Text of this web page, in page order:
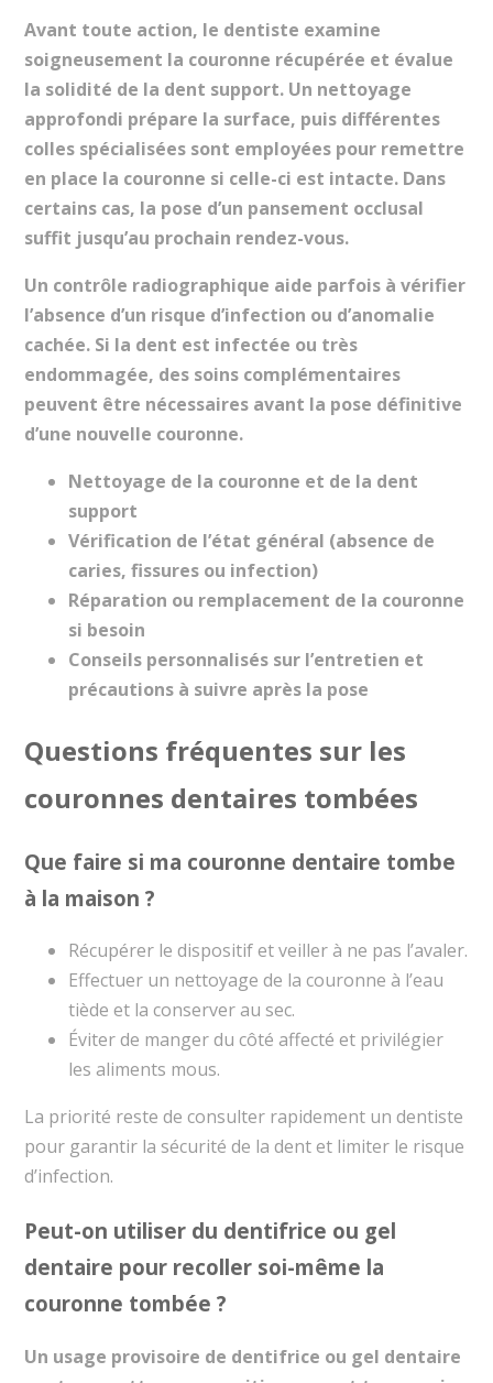
Avant toute action, le dentiste examine
soigneusement la couronne récupérée et évalue
la solidité de la dent support. Un nettoyage
approfondi prépare la surface, puis différentes
colles spécialisées sont employées pour remettre
en place la couronne si celle-ci est intacte. Dans
certains cas, la pose d’un pansement occlusal
suffit jusqu’au prochain rendez-vous.
Un contrôle radiographique aide parfois à vérifier
l’absence d’un risque d’infection ou d’anomalie
cachée. Si la dent est infectée ou très
endommagée, des soins complémentaires
peuvent être nécessaires avant la pose définitive
d’une nouvelle couronne.
Nettoyage de la couronne et de la dent
support
Vérification de l’état général (absence de
caries, fissures ou infection)
Réparation ou remplacement de la couronne
si besoin
Conseils personnalisés sur l’entretien et
précautions à suivre après la pose
Questions fréquentes sur les
couronnes dentaires tombées
Que faire si ma couronne dentaire tombe
à la maison ?
Récupérer le dispositif et veiller à ne pas l’avaler.
Effectuer un nettoyage de la couronne à l’eau
tiède et la conserver au sec.
Éviter de manger du côté affecté et privilégier
les aliments mous.
La priorité reste de consulter rapidement un dentiste
pour garantir la sécurité de la dent et limiter le risque
d’infection.
Peut-on utiliser du dentifrice ou gel
dentaire pour recoller soi-même la
couronne tombée ?
Un usage provisoire de dentifrice ou gel dentaire